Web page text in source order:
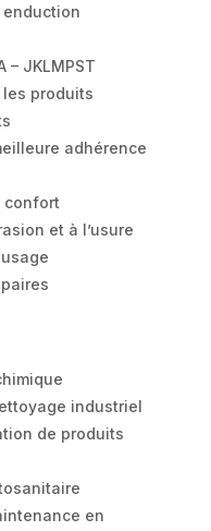
enduction
– JKLMPST
produits
adhérence
confort
et à l’usure
industriel
de produits
en